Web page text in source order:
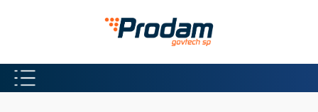
Pular para o Conteúdo principal